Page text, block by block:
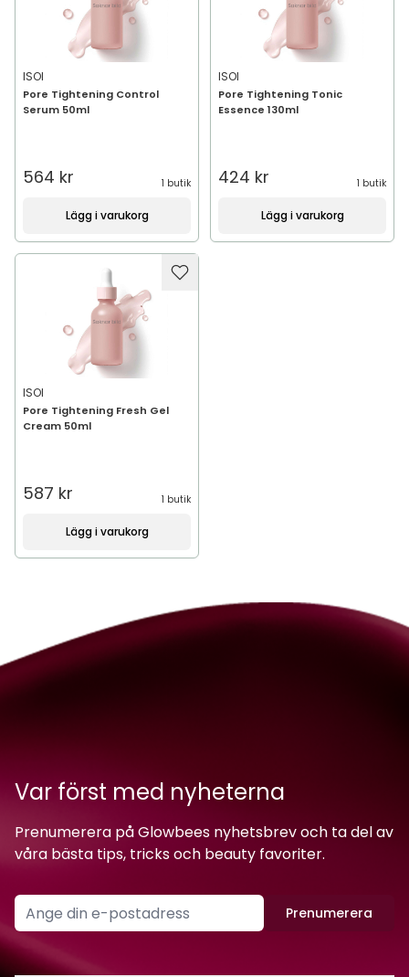
ISOI
Pore Tightening Control
Serum 50ml
564 kr 1 butik
Lägg i varukorg
ISOI
Pore Tightening Tonic
Essence 130ml
424 kr 1 butik
Lägg i varukorg
ISOI
Pore Tightening Fresh Gel
Cream 50ml
587 kr 1 butik
Lägg i varukorg
Var först med nyheterna
Prenumerera på Glowbees nyhetsbrev och ta del av
våra bästa tips, tricks och beauty favoriter.
Prenumerera